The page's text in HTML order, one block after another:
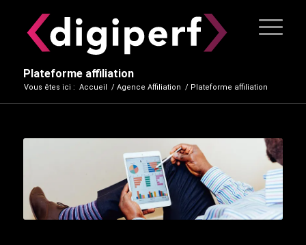
Plateforme affiliation
Vous êtes ici : Accueil / Agence Affiliation / Plateforme affiliation